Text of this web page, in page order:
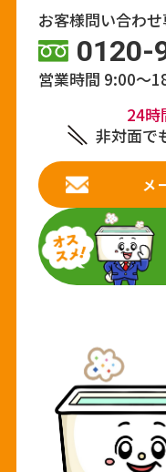
お客様問い合わ
0120-
営業時間 9:00～
24時
非対面で
メ